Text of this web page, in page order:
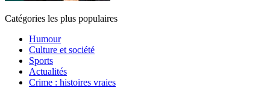
Catégories les plus populaires
Humour
Culture et société
Sports
Actualités
Crime : histoires vraies